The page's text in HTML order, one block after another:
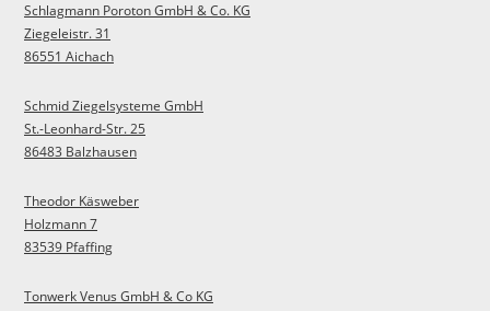
Schlagmann Poroton GmbH & Co. KG
Ziegeleistr. 31
86551 Aichach
Schmid Ziegelsysteme GmbH
St.-Leonhard-Str. 25
86483 Balzhausen
Theodor Käsweber
Holzmann 7
83539 Pfaffing
Tonwerk Venus GmbH & Co KG